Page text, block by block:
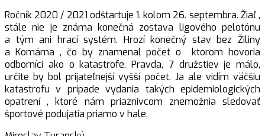
Ročník 2020 / 2021 odštartuje 1. kolom 26. septembra. Žiaľ ,
stále nie je známa konečná zostava ligového pelotónu
a tým ani hrací systém. Hrozí konečný stav bez Žiliny
a Komárna , čo by znamenal počet o ktorom hovoria
odborníci ako o katastrofe. Pravda, 7 družstiev je málo,
určite by bol prijateľnejší vyšší počet. Ja ale vidím väčšiu
katastrofu v prípade vydania takých epidemiologických
opatrení , ktoré nám priaznivcom znemožnia sledovať
športové podujatia priamo v hale.